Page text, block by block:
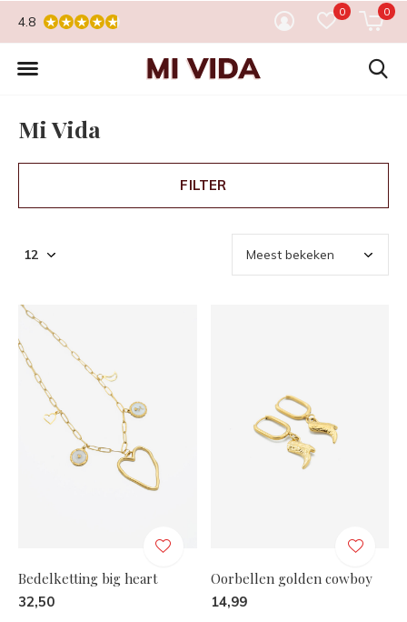
0 0
4.8
Mi Vida
FILTER
Bedelketting big heart
32,50
Oorbellen golden cowboy
14,99